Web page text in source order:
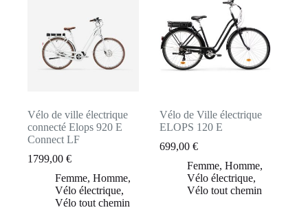
choisies
produit
peuvent
être
choisies
sur
produit
Vélo de ville électrique
connecté Elops 920 E
Connect LF
1799,00 €
Femme, Homme,
Vélo électrique,
Vélo tout chemin
Vélo de Ville électrique
ELOPS 120 E
699,00€
Femme,Homme,
Vélo électrique,
Vélo tout chemin